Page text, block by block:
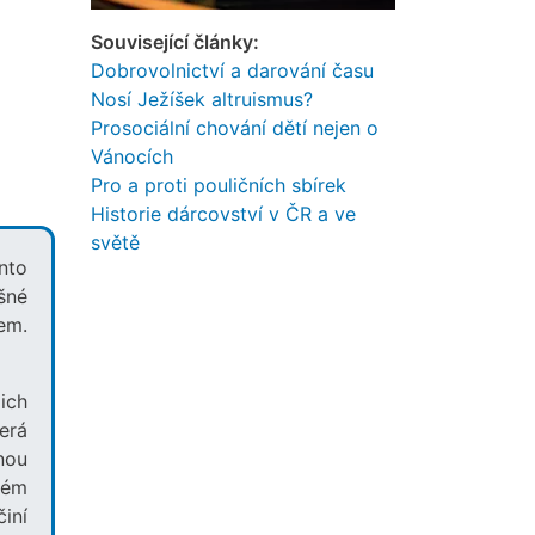
Související články:
Dobrovolnictví a darování času
Nosí Ježíšek altruismus?
Prosociální chování dětí nejen o
Vánocích
Pro a proti pouličních sbírek
Historie dárcovství v ČR a ve
světě